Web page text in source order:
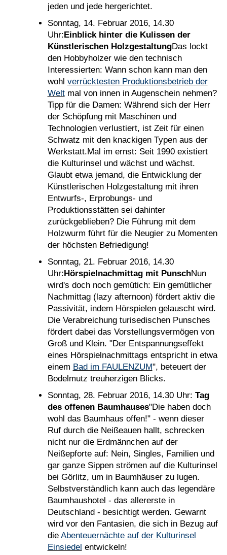
jeden und jede hergerichtet.
Sonntag, 14. Februar 2016, 14.30
Uhr:Einblick hinter die Kulissen der
Künstlerischen HolzgestaltungDas lockt
den Hobbyholzer wie den technisch
Interessierten: Wann schon kann man den
wohl verrücktesten Produktionsbetrieb der
Weltmal von innen in Augenschein nehmen?
Tipp für die Damen: Während sich der Herr
der Schöpfung mit Maschinen und
Technologien verlustiert, ist Zeit für einen
Schwatz mit den knackigen Typen aus der
Werkstatt.Mal im ernst: Seit 1990 existiert
die Kulturinsel und wächst und wächst.
Glaubt etwa jemand, die Entwicklung der
Künstlerischen Holzgestaltung mit ihren
Entwurfs-, Erprobungs- und
Produktionsstätten sei dahinter
zurückgeblieben? Die Führung mit dem
Holzwurm führt für die Neugier zu Momenten
der höchsten Befriedigung!
Sonntag, 21. Februar 2016, 14.30
Uhr:Hörspielnachmittag mit PunschNun
wird's doch noch gemütich: Ein gemütlicher
Nachmittag (lazy afternoon) fördert aktiv die
Passivität, indem Hörspielen gelauscht wird.
Die Verabreichung turisedischen Punsches
fördert dabei das Vorstellungsvermögen von
Groß und Klein. "Der Entspannungseffekt
eines Hörspielnachmittags entspricht in etwa
einem Bad im FAULENZUM", beteuert der
Bodelmutz treuherzigen Blicks.
Sonntag, 28. Februar 2016, 14.30 Uhr: Tag
des offenen Baumhauses"Die haben doch
wohl das Baumhaus offen!" - wenn dieser
Ruf durch die Neißeauen hallt, schrecken
nicht nur die Erdmännchen auf der
Neißepforte auf: Nein, Singles, Familien und
gar ganze Sippen strömen auf die Kulturinsel
bei Görlitz, um in Baumhäuser zu lugen.
Selbstverständlich kann auch das legendäre
Baumhaushotel - das allererste in
Deutschland - besichtigt werden. Gewarnt
wird vor den Fantasien, die sich in Bezug auf
die Abenteuernächte auf der Kulturinsel
Einsiedel entwickeln!